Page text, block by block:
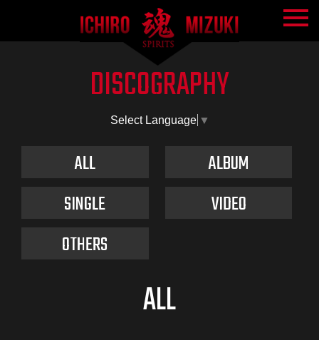
DISCOGRAPHY
Select Language ▼
ALL
ALBUM
SINGLE
VIDEO
OTHERS
ALL